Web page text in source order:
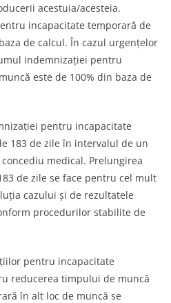
acestuia/acesteia.
incapacitate temporară de
de calcul. În cazul urgenţelor
indemnizaţiei pentru
este de 100% din baza de
pentru incapacitate
183 de zile în intervalul de un
medical. Prelungirea
de zile se face pentru cel mult
cazului şi de rezultatele
procedurilor stabilite de
pentru incapacitate
reducerea timpului de muncă
în alt loc de muncă se